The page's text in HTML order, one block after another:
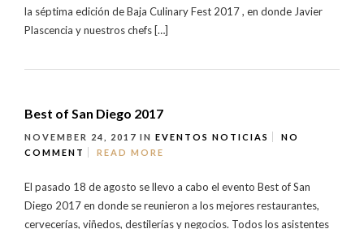
la séptima edición de Baja Culinary Fest 2017 , en donde Javier
Plascencia y nuestros chefs […]
Best of San Diego 2017
NOVEMBER 24, 2017 IN EVENTOS NOTICIAS
NO
COMMENT
READ MORE
El pasado 18 de agosto se llevo a cabo el evento Best of San
Diego 2017 en donde se reunieron a los mejores restaurantes,
cervecerías, viñedos, destilerías y negocios. Todos los asistentes